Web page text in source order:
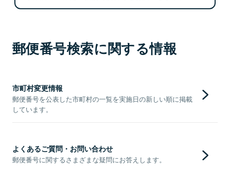
郵便番号検索に関する情報
市町村変更情報
郵便番号を公表した市町村の一覧を実施日の新しい順に掲載
しています。
よくあるご質問・お問い合わせ
郵便番号に関するさまざまな疑問にお答えします。